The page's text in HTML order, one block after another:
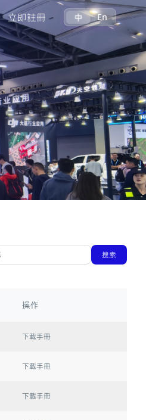
立即註冊 中 En
搜索
操作
下載手冊
下載手冊
下載手冊